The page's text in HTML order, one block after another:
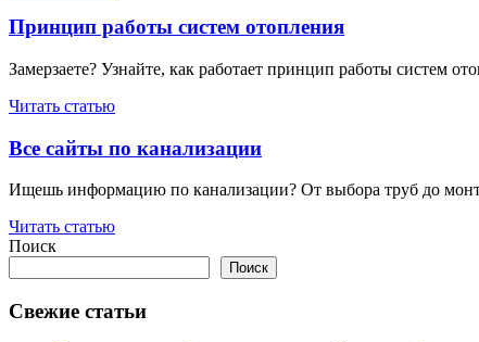
Принцип работы систем отопления
Замерзаете? Узнайте, как работает принцип работы систем
Читать статью
Все сайты по канализации
Ищешь информацию по канализации? От выбора труб до
Читать статью
Поиск
Поиск
Свежие статьи